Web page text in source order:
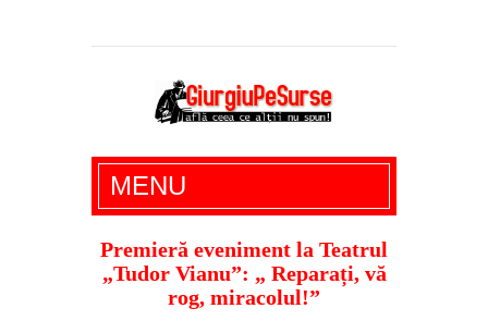
Giurgiu Pe Surse – actualitate giurgiu,
administratie giurgiu, stiri politice, social
economic, editoriale giurgiu, dezvaluiri,
soc, cancan, stiri locale
MENU
Premieră eveniment la Teatrul
„Tudor Vianu”: „ Reparați, vă
rog, miracolul!”